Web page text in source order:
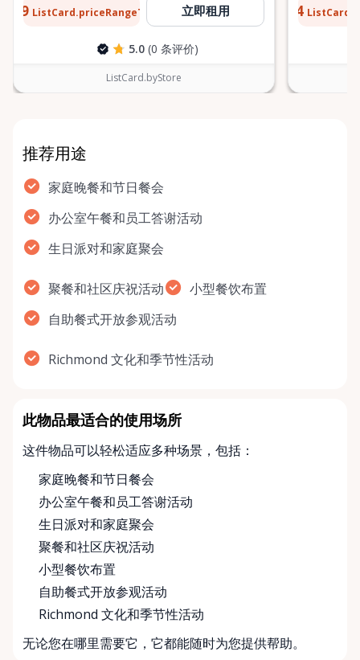
ListCard.priceRangeTo 立即租用
5.0 (0 条评价)
ListCard.byStore
$0.64
推荐用途
家庭晚餐和节日餐会
办公室午餐和员工答谢活动
生日派对和家庭聚会
聚餐和社区庆祝活动
小型餐饮布置
自助餐式开放参观活动
Richmond 文化和季节性活动
此物品最适合的使用场所
这件物品可以轻松适应多种场景，包括：
家庭晚餐和节日餐会
办公室午餐和员工答谢活动
生日派对和家庭聚会
聚餐和社区庆祝活动
小型餐饮布置
自助餐式开放参观活动
Richmond 文化和季节性活动
无论您在哪里需要它，它都能随时为您提供帮助。